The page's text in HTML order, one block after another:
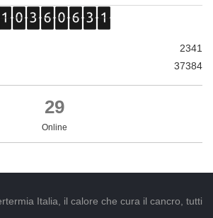
2341
37384
29
Online
Italia, il calore che cura il cancro, tutti